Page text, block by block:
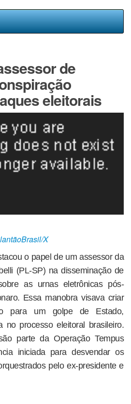
de
eleitorais
X
o papel de um assessor da
(PL-SP) na disseminação de
as urnas eletrônicas pós-
Essa manobra visava criar
para um golpe de Estado,
no processo eleitoral brasileiro.
parte da Operação Tempus
iniciada para desvendar os
pelo ex-presidente e